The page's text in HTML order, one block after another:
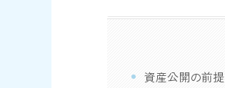
資産公開の前提